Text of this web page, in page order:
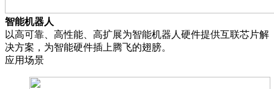
智能机器人
以高可靠、高性能、高扩展为智能机器人硬件提供互联芯片解
决方案，为智能硬件插上腾飞的翅膀。
应用场景